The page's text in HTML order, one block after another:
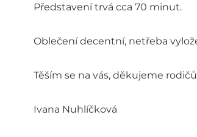
Představení trvá cca 70 minut.
Oblečení decentní, netřeba
Těším se na vás, děkujeme
Ivana Nuhlíčková